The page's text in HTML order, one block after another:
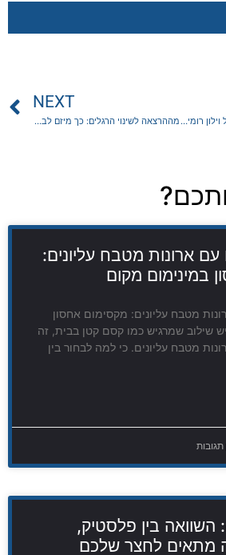
וילונות רומאיים: ההבדל מול וילון רומי ואיך בוחרים נכון
NEXT
מההרצאה לשינוי הרגלים: כך מיזם לבטיחות בדרכים הופך לשגרה
עם ארונות מטבח עליונים:
במינימום מקום
מטבח עליונים: מקסימום אחסון
שילוב שמרגיש כמו קסם קטן בבית, זה
מטבח עליונים. כי למה לבחור בין
תגובות
השוואה בין פלסטיק,
מתאים לחצר שלכם